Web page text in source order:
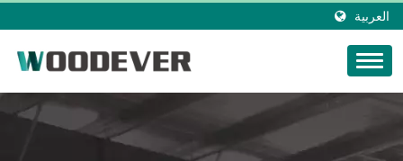
العربية